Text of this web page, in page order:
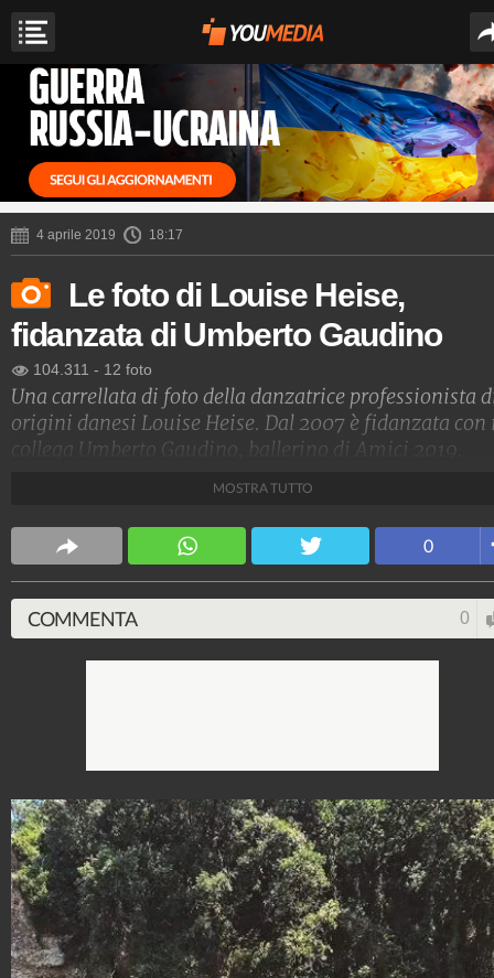
4 aprile 2019 18:17
Le foto di Louise Heise,
fidanzata di Umberto Gaudino
104.311 - 12 foto
Una carrellata di foto della danzatrice professionista
origini danesi Louise Heise. Dal 2007 è fidanzata con
collega Umberto Gaudino, ballerino di Amici 2019.
Spettacolo FanpageMOSTRA TUTTO
0
COMMENTA 0